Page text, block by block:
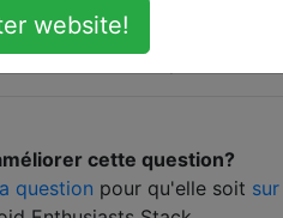
esthors sujet
de réponses.
cette question?
question pour qu'elle soit sur
website!